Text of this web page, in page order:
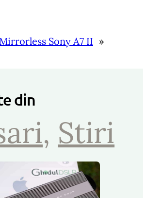
Sony A7 II »
din
, Stiri